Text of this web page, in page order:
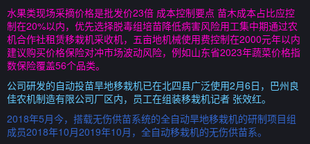
水果类现场采摘价格是批发价23倍 成本控制要点 苗木成本占比应控
制在20%以内，优先选择脱毒组培苗降低病害风险用工集中期通过农
机合作社租赁移栽机采收机，五亩地机械使用费控制在2000元年以内
建议购买价格保险对冲市场波动风险，例如山东省2023年蔬菜价格指
数保险覆盖56个品类。
公司研发的自动投苗旱地移栽机已在北四县广泛使用2月6日，巴州良
佳农机制造有限公司厂区内，员工在组装移栽机记者 张效红。
2018年5月今，搭载无伤供苗系统的全自动旱地移栽机的研制项目组
成员2018年10月2019年10月，全自动移栽机的无伤供苗系。